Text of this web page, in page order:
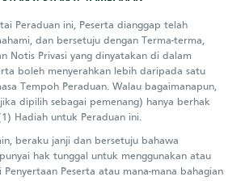
Peraduan ini, Peserta dianggap telah
dan bersetuju dengan Terma-terma,
Notis Privasi yang dinyatakan di dalam
boleh menyerahkan lebih daripada satu
Tempoh Peraduan. Walau bagaimanapun,
dipilih sebagai pemenang) hanya berhak
Hadiah untuk Peraduan ini.
beraku janji dan bersetuju bahawa
hak tunggal untuk menggunakan atau
Penyertaan Peserta atau mana-mana bahagian